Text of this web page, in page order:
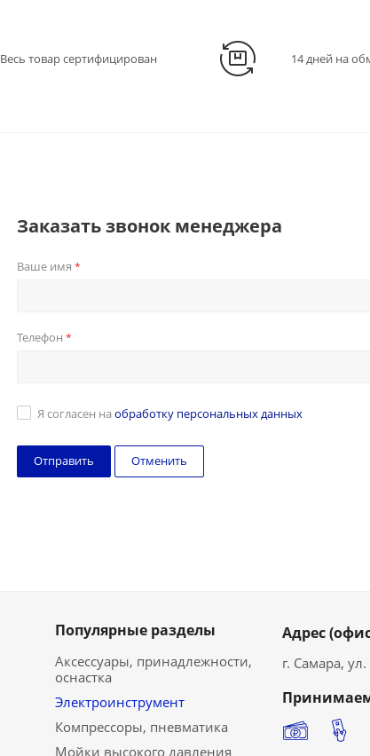
Весь товар сертифицирован 14 дней на
Заказать звонок менеджера
Ваше имя *
Телефон *
Я согласен на обработку персональных данных
Отменить
Популярные разделы
Аксессуары, принадлежности,
оснастка
Электроинструмент
Компрессоры, пневматика
Мойки высокого давления
Адрес
г. Самара,